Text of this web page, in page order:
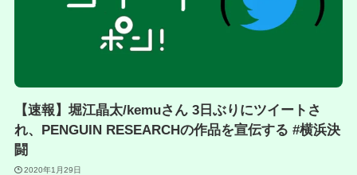
【速報】堀江晶太/kemuさん 3日ぶりにツイートさ
れ、PENGUIN RESEARCHの作品を宣伝する #横浜決
闘
2020年1月29日